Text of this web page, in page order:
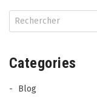
Categories
Blog